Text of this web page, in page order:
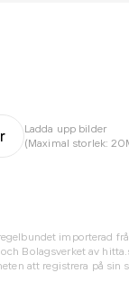
Ladda upp bilder
(Maximal storlek:
importerad
Bolagsverket av
att registrera på sin